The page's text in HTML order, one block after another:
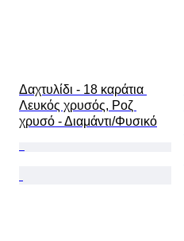
Δαχτυλίδι - 18 καράτια
Λευκός χρυσός, Ροζ
χρυσό - Διαμάντι/Φυσικό